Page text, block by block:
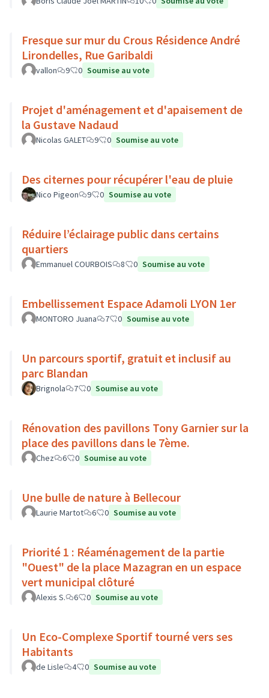
Fresque sur mur du Crous Résidence André
Lirondelles, Rue Garibaldi
vallon 9 0 Soumise au vote
Projet d'aménagement et d'apaisement de
la Gustave Nadaud
Nicolas GALET 9 0 Soumise au vote
Des citernes pour récupérer l'eau de pluie
Nico Pigeon 9 0 Soumise au vote
Réduire l’éclairage public dans certains
quartiers
Emmanuel COURBOIS 8 0 Soumise au vote
Embellissement Espace Adamoli LYON 1er
MONTORO Juana 7 0 Soumise au vote
Un parcours sportif, gratuit et inclusif au
parc Blandan
Brignola 7 0 Soumise au vote
Rénovation des pavillons Tony Garnier sur la
place des pavillons dans le 7ème.
Chez 6 0 Soumise au vote
Une bulle de nature à Bellecour
Laurie Martot 6 0 Soumise au vote
Priorité 1 : Réaménagement de la partie
"Ouest" de la place Mazagran en un espace
vert municipal clôturé
Alexis S. 6 0 Soumise au vote
Un Eco-Complexe Sportif tourné vers ses
Habitants
de Lisle 4 0 Soumise au vote